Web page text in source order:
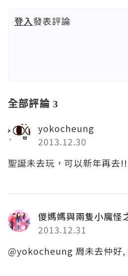
登入發表評論
全部評論 3
yokocheung
2013.12.30
聖誕未去玩，可以新年再去!!
儍媽媽與兩隻小魔怪
2013.12.31
@yokocheung 周未去仲好,